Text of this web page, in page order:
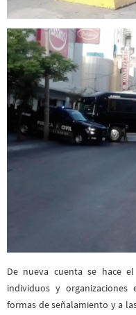
De nueva cuenta se hace
individuos y
formas de señalamiento y a